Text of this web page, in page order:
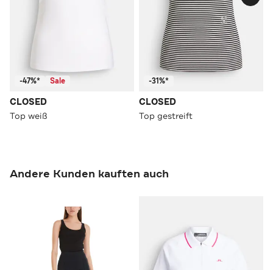
-47%* Sale
CLOSED
Top weiß
-31%*
CLOSED
Top gestreift
Andere Kunden kauften auch